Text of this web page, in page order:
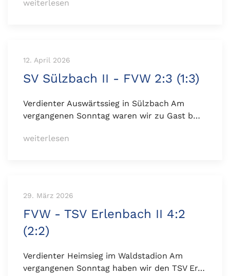
weiterlesen
12. April 2026
SV Sülzbach II - FVW 2:3 (1:3)
Verdienter Auswärtssieg in Sülzbach Am
vergangenen Sonntag waren wir zu Gast b…
weiterlesen
29. März 2026
FVW - TSV Erlenbach II 4:2
(2:2)
Verdienter Heimsieg im Waldstadion Am
vergangenen Sonntag haben wir den TSV Er…